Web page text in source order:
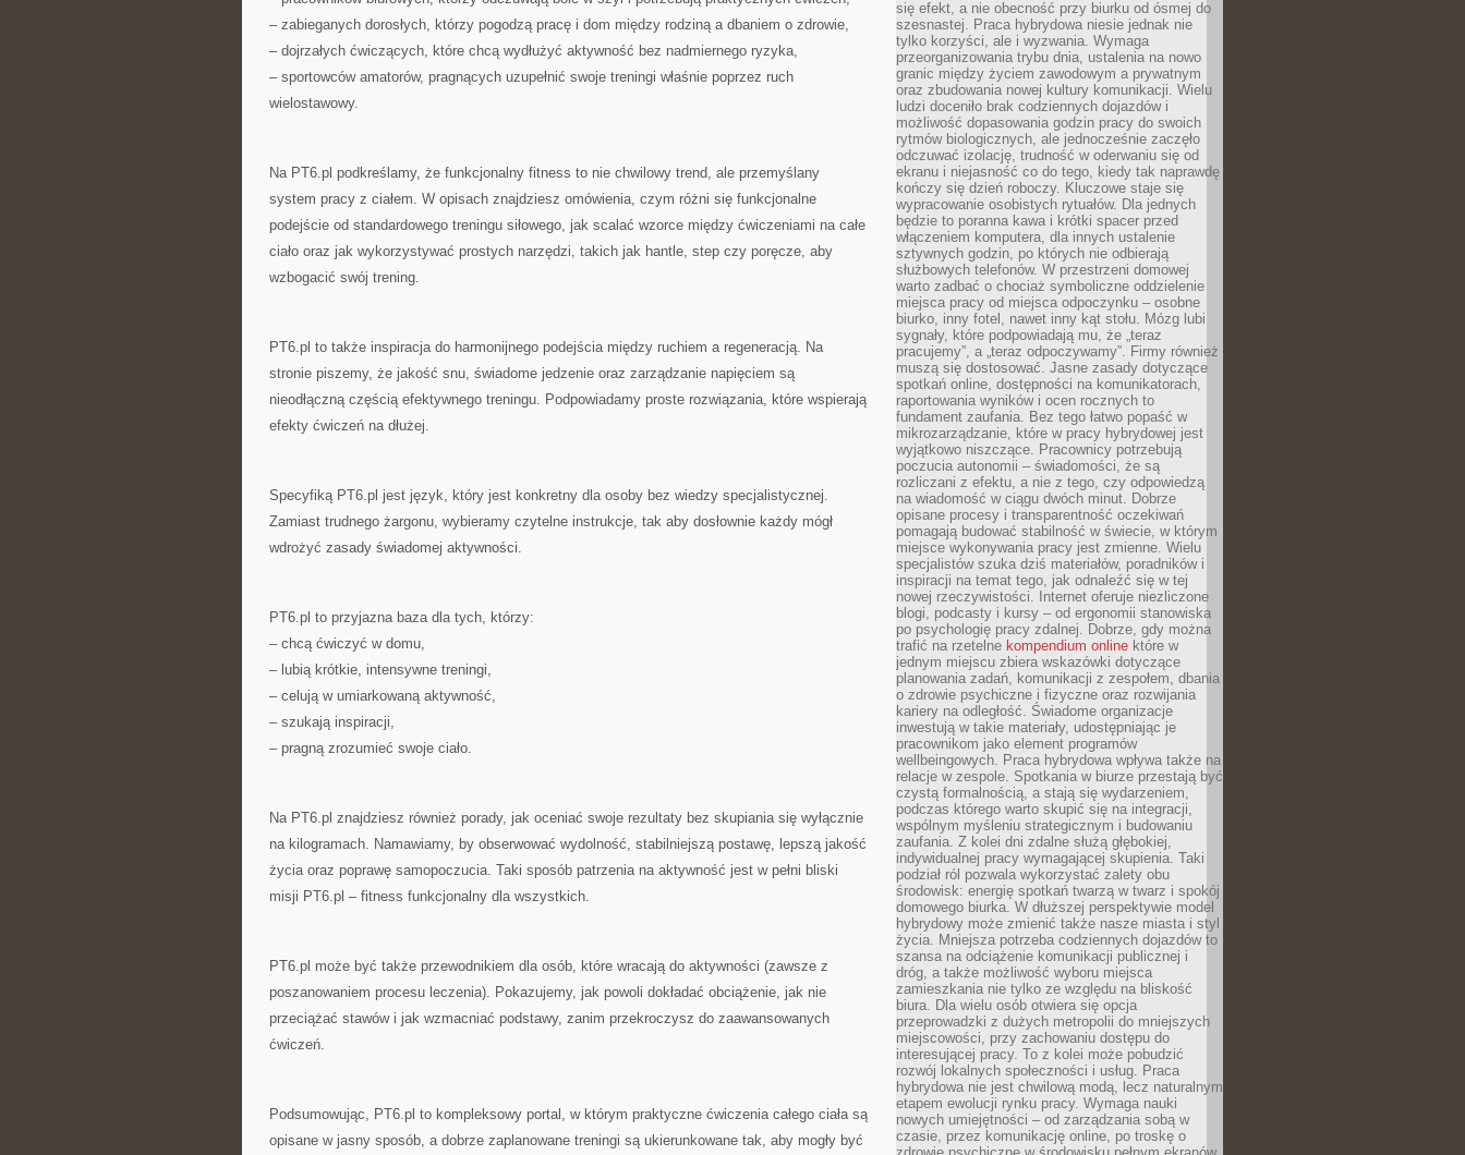
– zabieganych dorosłych, którzy pogodzą pracę i dom między rodziną a dbaniem o zdrowie,
– dojrzałych ćwiczących, które chcą wydłużyć aktywność bez nadmiernego ryzyka,
– sportowców amatorów, pragnących uzupełnić swoje treningi właśnie poprzez ruch
wielostawowy.
Na PT6.pl podkreślamy, że funkcjonalny fitness to nie chwilowy trend, ale przemyślany
system pracy z ciałem. W opisach znajdziesz omówienia, czym różni się funkcjonalne
podejście od standardowego treningu siłowego, jak scalać wzorce między ćwiczeniami na całe
ciało oraz jak wykorzystywać prostych narzędzi, takich jak hantle, step czy poręcze, aby
wzbogacić swój trening.
PT6.pl to także inspiracja do harmonijnego podejścia między ruchiem a regeneracją. Na
stronie piszemy, że jakość snu, świadome jedzenie oraz zarządzanie napięciem są
nieodłączną częścią efektywnego treningu. Podpowiadamy proste rozwiązania, które wspierają
efekty ćwiczeń na dłużej.
Specyfiką PT6.pl jest język, który jest konkretny dla osoby bez wiedzy specjalistycznej.
Zamiast trudnego żargonu, wybieramy czytelne instrukcje, tak aby dosłownie każdy mógł
wdrożyć zasady świadomej aktywności.
PT6.pl to przyjazna baza dla tych, którzy:
– chcą ćwiczyć w domu,
– lubią krótkie, intensywne treningi,
– celują w umiarkowaną aktywność,
– szukają inspiracji,
– pragną zrozumieć swoje ciało.
Na PT6.pl znajdziesz również porady, jak oceniać swoje rezultaty bez skupiania się wyłącznie
na kilogramach. Namawiamy, by obserwować wydolność, stabilniejszą postawę, lepszą jakość
życia oraz poprawę samopoczucia. Taki sposób patrzenia na aktywność jest w pełni bliski
misji PT6.pl – fitness funkcjonalny dla wszystkich.
PT6.pl może być także przewodnikiem dla osób, które wracają do aktywności (zawsze z
poszanowaniem procesu leczenia). Pokazujemy, jak powoli dokładać obciążenie, jak nie
przeciążać stawów i jak wzmacniać podstawy, zanim przekroczysz do zaawansowanych
ćwiczeń.
Podsumowując, PT6.pl to kompleksowy portal, w którym praktyczne ćwiczenia całego ciała są
opisane w jasny sposób, a dobrze zaplanowane treningi są ukierunkowane tak, aby mogły być
się efekt, a nie obecność przy biurku od ósmej do
szesnastej. Praca hybrydowa niesie jednak nie
tylko korzyści, ale i wyzwania. Wymaga
przeorganizowania trybu dnia, ustalenia na nowo
granic między życiem zawodowym a prywatnym
oraz zbudowania nowej kultury komunikacji. Wielu
ludzi doceniło brak codziennych dojazdów i
możliwość dopasowania godzin pracy do swoich
rytmów biologicznych, ale jednocześnie zaczęło
odczuwać izolację, trudność w oderwaniu się od
ekranu i niejasność co do tego, kiedy tak naprawdę
kończy się dzień roboczy. Kluczowe staje się
wypracowanie osobistych rytuałów. Dla jednych
będzie to poranna kawa i krótki spacer przed
włączeniem komputera, dla innych ustalenie
sztywnych godzin, po których nie odbierają
służbowych telefonów. W przestrzeni domowej
warto zadbać o chociaż symboliczne oddzielenie
miejsca pracy od miejsca odpoczynku – osobne
biurko, inny fotel, nawet inny kąt stołu. Mózg lubi
sygnały, które podpowiadają mu, że „teraz
pracujemy”, a „teraz odpoczywamy”. Firmy również
muszą się dostosować. Jasne zasady dotyczące
spotkań online, dostępności na komunikatorach,
raportowania wyników i ocen rocznych to
fundament zaufania. Bez tego łatwo popaść w
mikrozarządzanie, które w pracy hybrydowej jest
wyjątkowo niszczące. Pracownicy potrzebują
poczucia autonomii – świadomości, że są
rozliczani z efektu, a nie z tego, czy odpowiedzą
na wiadomość w ciągu dwóch minut. Dobrze
opisane procesy i transparentność oczekiwań
pomagają budować stabilność w świecie, w którym
miejsce wykonywania pracy jest zmienne. Wielu
specjalistów szuka dziś materiałów, poradników i
inspiracji na temat tego, jak odnaleźć się w tej
nowej rzeczywistości. Internet oferuje niezliczone
blogi, podcasty i kursy – od ergonomii stanowiska
po psychologię pracy zdalnej. Dobrze, gdy można
trafić na rzetelne kompendium online które w
jednym miejscu zbiera wskazówki dotyczące
planowania zadań, komunikacji z zespołem, dbania
o zdrowie psychiczne i fizyczne oraz rozwijania
kariery na odległość. Świadome organizacje
inwestują w takie materiały, udostępniając je
pracownikom jako element programów
wellbeingowych. Praca hybrydowa wpływa także na
relacje w zespole. Spotkania w biurze przestają być
czystą formalnością, a stają się wydarzeniem,
podczas którego warto skupić się na integracji,
wspólnym myśleniu strategicznym i budowaniu
zaufania. Z kolei dni zdalne służą głębokiej,
indywidualnej pracy wymagającej skupienia. Taki
podział ról pozwala wykorzystać zalety obu
środowisk: energię spotkań twarzą w twarz i spokój
domowego biurka. W dłuższej perspektywie model
hybrydowy może zmienić także nasze miasta i styl
życia. Mniejsza potrzeba codziennych dojazdów to
szansa na odciążenie komunikacji publicznej i
dróg, a także możliwość wyboru miejsca
zamieszkania nie tylko ze względu na bliskość
biura. Dla wielu osób otwiera się opcja
przeprowadzki z dużych metropolii do mniejszych
miejscowości, przy zachowaniu dostępu do
interesującej pracy. To z kolei może pobudzić
rozwój lokalnych społeczności i usług. Praca
hybrydowa nie jest chwilową modą, lecz naturalnym
etapem ewolucji rynku pracy. Wymaga nauki
nowych umiejętności – od zarządzania sobą w
czasie, przez komunikację online, po troskę o